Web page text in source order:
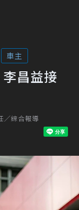
車主
昌益接
／綜合報導